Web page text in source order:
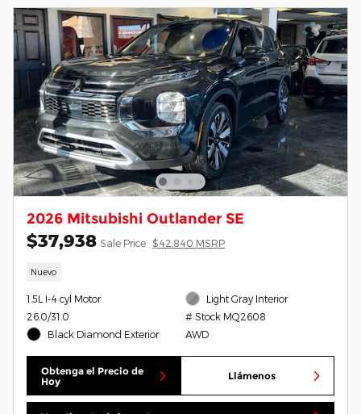
2026 Mitsubishi Outlander SE
$37,938 Sale Price $42,840 MSRP
Nuevo
1.5L I-4 cyl Motor
26.0/31.0
Black Diamond Exterior
Light Gray Interior
# Stock MQ2608
AWD
Obtenga el Precio de
Hoy
Llámenos